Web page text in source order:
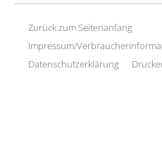
Zurück zum Seitenanfang
Impressum/
Datenschutzerklärung